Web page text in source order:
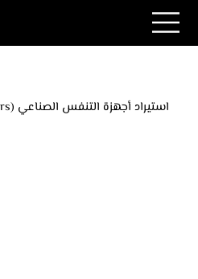
استيراد أجهزة التنفس الصناعي (Ventilators)